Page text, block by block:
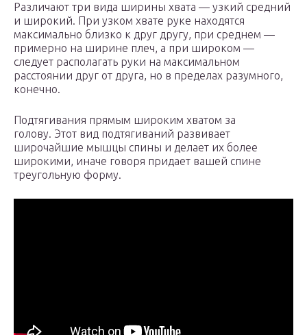
Различают три вида ширины хвата — узкий средний
и широкий. При узком хвате руке находятся
максимально близко к друг другу, при среднем —
примерно на ширине плеч, а при широком —
следует располагать руки на максимальном
расстоянии друг от друга, но в пределах разумного,
конечно.
Подтягивания прямым широким хватом за
голову. Этот вид подтягиваний развивает
широчайшие мышцы спины и делает их более
широкими, иначе говоря придает вашей спине
треугольную форму.